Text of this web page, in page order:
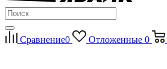
Сравнение0 Отложенные 0